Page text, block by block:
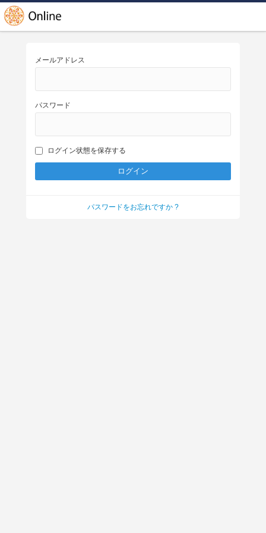
メールアドレス
パスワード
ログイン状態を保存する
パスワードをお忘れですか ?